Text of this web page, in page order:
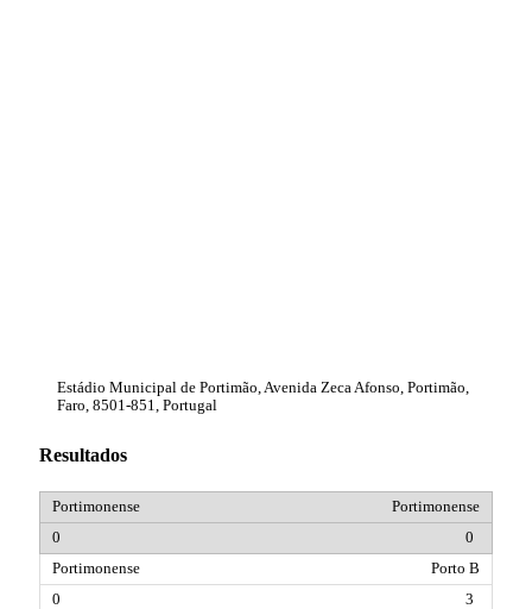
Estádio Municipal de Portimão, Avenida Zeca Afonso, Portimão,
Faro, 8501-851, Portugal
Resultados
Portimonense
0
Porto B
3